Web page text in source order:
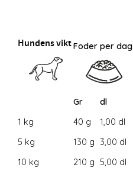
Hundens viktFoder per dag
Gr
dl
1 kg
40 g
1,00 dl
5 kg
130 g
3,00 dl
10 kg
210 g
5,00 dl